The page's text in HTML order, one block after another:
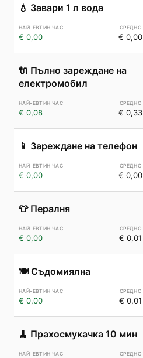
💧 Завари 1 л вода
€ 0,00 € 0,00
🔌 Пълно зареждане на
електромобил
€ 0,08 € 0,33
📱 Зареждане на телефон
€ 0,00 € 0,00
👕 Пералня
€ 0,00 € 0,01
🍽️ Съдомиялна
€ 0,00 € 0,01
🧹 Прахосмукачка 10 мин